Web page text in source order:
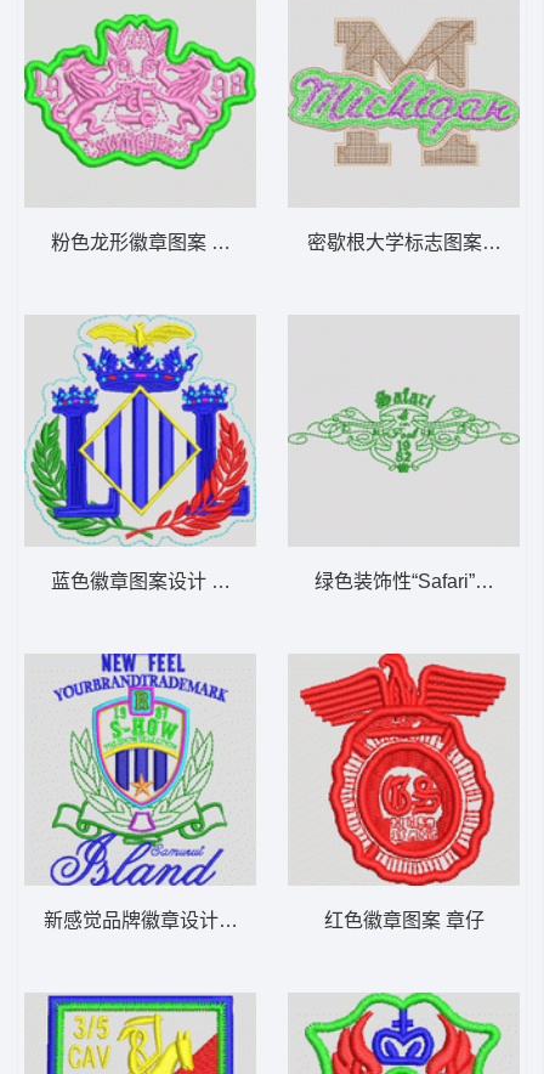
粉色龙形徽章图案 章仔
蓝色徽章图案设计 章仔
新感觉品牌徽章设计 章仔
密歇根大学标志图案 毛巾
绿色装饰性“Safari”标志 章
红色徽章图案 章仔